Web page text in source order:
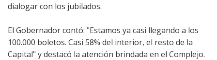
dialogar con los jubilados.
El Gobernador contó: "Estamos ya casi llegando a los
100.000 boletos. Casi 58% del interior, el resto de la
Capital" y destacó la atención brindada en el Complejo.